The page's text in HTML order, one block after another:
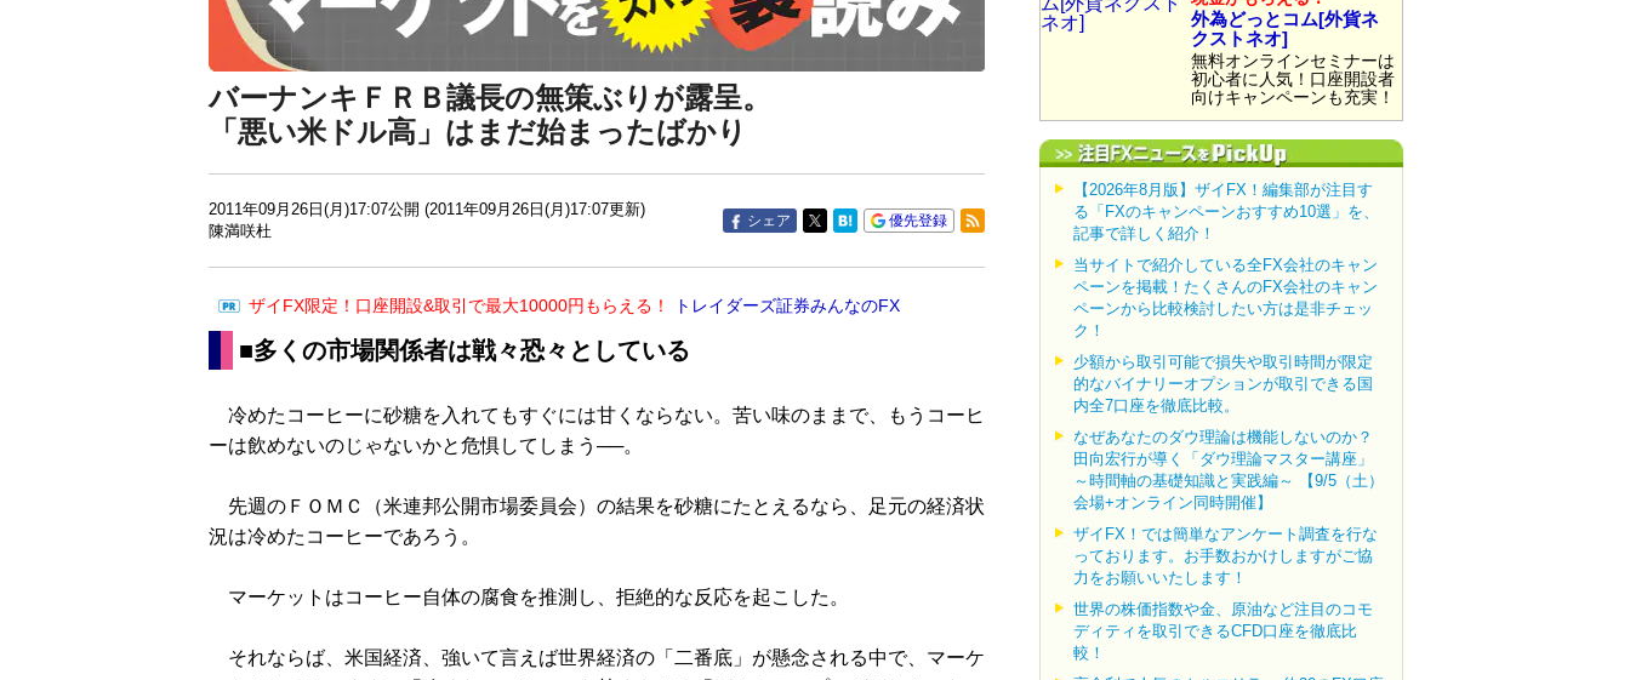
バーナンキＦＲＢ議長の無策ぶりが露呈。
「悪い米ドル高」はまだ始まったばかり
2011年09月26日(月)17:07公開 (2011年09月26日(月)17:07更新)
陳満咲杜
シェア 優先登録
ザイFX限定！口座開設&取引で最大10000円もらえる！ トレイダーズ証券みんなのFX
■多くの市場関係者は戦々恐々としている
冷めたコーヒーに砂糖を入れてもすぐには甘くならない。苦い味のままで、もうコーヒ
ーは飲めないのじゃないかと危惧してしまう──。
先週のＦＯＭＣ（米連邦公開市場委員会）の結果を砂糖にたとえるなら、足元の経済状
況は冷めたコーヒーであろう。
マーケットはコーヒー自体の腐食を推測し、拒絶的な反応を起こした。
それならば、米国経済、強いて言えば世界経済の「二番底」が懸念される中で、マーケ
外為どっとコム[外貨ネ
クストネオ]
無料オンラインセミナーは
初心者に人気！口座開設者
向けキャンペーンも充実！
【2026年8月版】ザイFX！編集部が注目す
る「FXのキャンペーンおすすめ10選」を、
記事で詳しく紹介！
当サイトで紹介している全FX会社のキャン
ペーンを掲載！たくさんのFX会社のキャン
ペーンから比較検討したい方は是非チェッ
ク！
少額から取引可能で損失や取引時間が限定
的なバイナリーオプションが取引できる国
内全7口座を徹底比較。
なぜあなたのダウ理論は機能しないのか？
田向宏行が導く「ダウ理論マスター講座」
～時間軸の基礎知識と実践編～ 【9/5（土）
会場+オンライン同時開催】
ザイFX！では簡単なアンケート調査を行な
っております。お手数おかけしますがご協
力をお願いいたします！
世界の株価指数や金、原油など注目のコモ
ディティを取引できるCFD口座を徹底比
較！